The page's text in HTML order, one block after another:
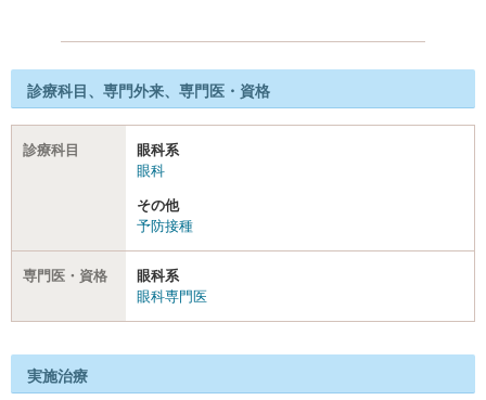
診療科目、専門外来、専門医・資格
診療科目
眼科系
眼科
その他
予防接種
専門医・資格
眼科系
眼科専門医
実施治療